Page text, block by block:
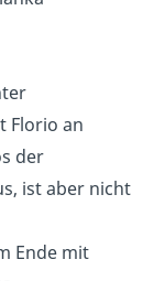
Florio an
der
ist aber nicht
Ende mit